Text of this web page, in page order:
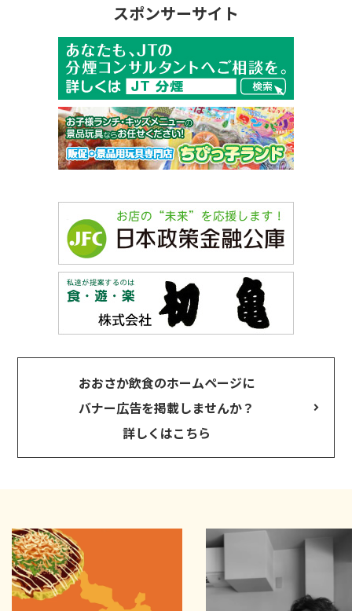
スポンサーサイト
おおさか飲食のホームページに
バナー広告を掲載しませんか？
詳しくはこちら